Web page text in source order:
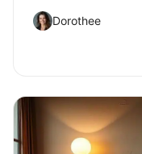
Dorothee